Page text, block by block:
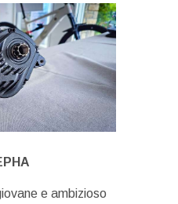
e ambizioso